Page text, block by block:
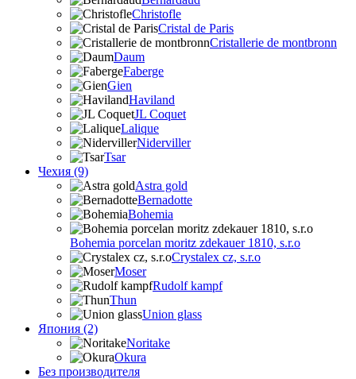
Christofle
Cristal de Paris
Cristallerie de montbronn
Daum
Faberge
Gien
Haviland
JL Coquet
Lalique
Niderviller
Tsar
Чехия (9)
Astra gold
Bernadotte
Bohemia
Bohemia porcelan moritz zdekauer 1810, s.r.o
Crystalex cz, s.r.o
Moser
Rudolf kampf
Thun
Union glass
Япония (2)
Noritake
Okura
Без производителя